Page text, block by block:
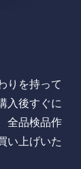
りを持って
入後すぐに
全品検品作
い上げいた